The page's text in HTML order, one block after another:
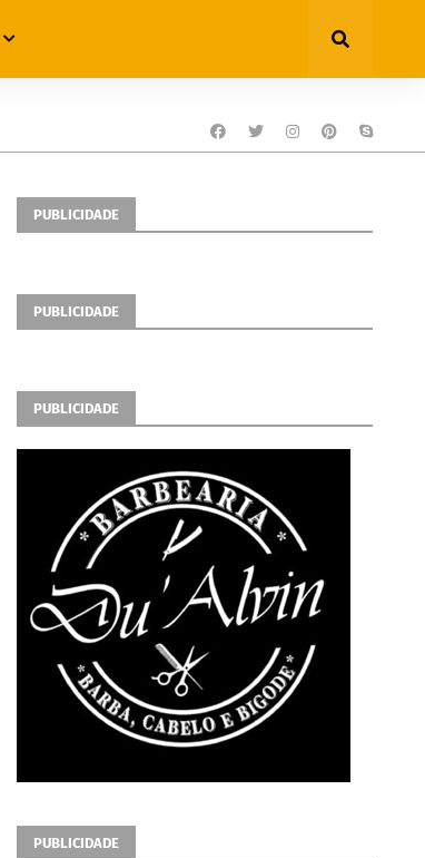
PUBLICIDADE
PUBLICIDADE
PUBLICIDADE
PUBLICIDADE